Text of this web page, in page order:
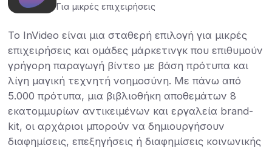
Για μικρές επιχειρήσεις
Το InVideo είναι μια σταθερή επιλογή για μικρές
επιχειρήσεις και ομάδες μάρκετινγκ που επιθυμούν
γρήγορη παραγωγή βίντεο με βάση πρότυπα και
λίγη μαγική τεχνητή νοημοσύνη. Με πάνω από
5.000 πρότυπα, μια βιβλιοθήκη αποθεμάτων 8
εκατομμυρίων αντικειμένων και εργαλεία brand-
kit, οι αρχάριοι μπορούν να δημιουργήσουν
διαφημίσεις, επεξηγήσεις ή διαφημίσεις κοινωνικής